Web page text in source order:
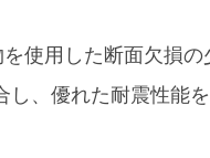
使用した断面欠損の
し、優れた耐震性能